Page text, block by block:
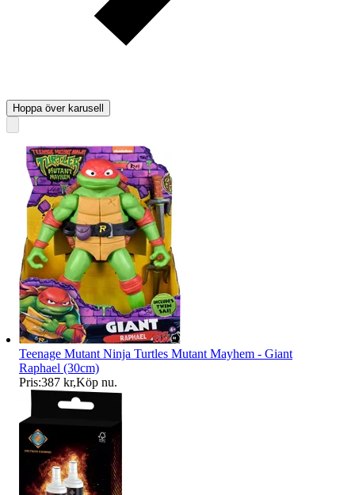
Hoppa över karusell
Teenage Mutant Ninja Turtles Mutant Mayhem - Giant
Raphael (30cm)
Pris:387 kr,Köp nu.